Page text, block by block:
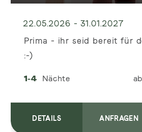
Prima - ihr seid bereit für
:-)
1-4 Nächte
22.05.2026 - 31.01.2027
DETAILS ANFRAGEN